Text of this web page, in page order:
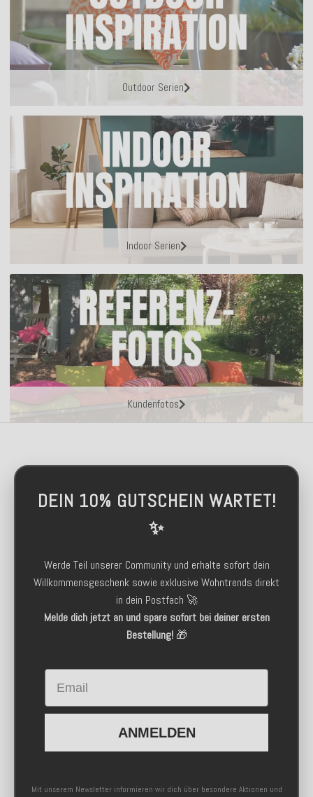
Outdoor Serien
Indoor Serien
Kundenfotos
DEIN 10% GUTSCHEIN WARTET!
✨
Werde Teil unserer Community und erhalte sofort dein
Willkommensgeschenk sowie exklusive Wohntrends direkt
in dein Postfach 🚀
Melde dich jetzt an und spare sofort bei deiner ersten
Bestellung!🎁
Email
ANMELDEN
Mit unserem Newsletter informieren wir dich über besondere Aktionen und